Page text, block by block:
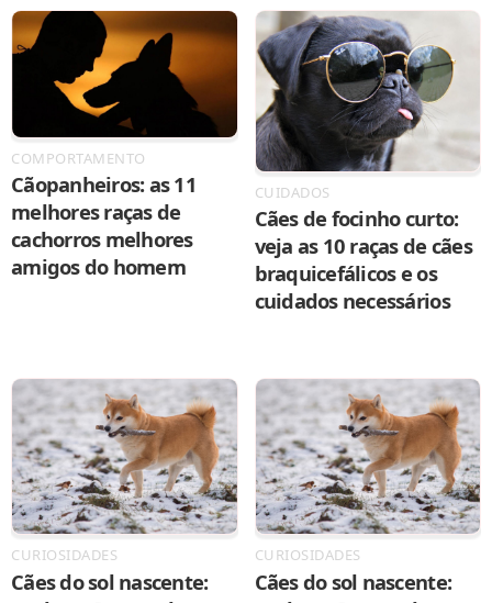
COMPORTAMENTO
Cãopanheiros: as 11
melhores raças de
cachorros melhores
amigos do homem
CUIDADOS
Cães de focinho curto:
veja as 10 raças de cães
braquicefálicos e os
cuidados necessários
CURIOSIDADES
Cães do sol nascente:
CURIOSIDADES
Cães do sol nascente: